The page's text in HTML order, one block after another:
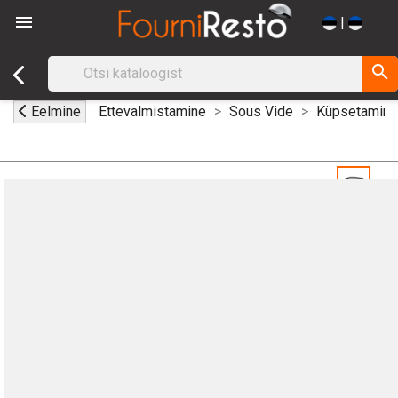
 |
search
Eelmine Ettevalmistamine Sous Vide